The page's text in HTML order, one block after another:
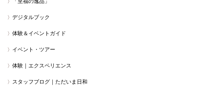
デジタルブック
体験＆イベントガイド
イベント・ツアー
体験｜エクスペリエンス
スタッフブログ｜ただいま日和